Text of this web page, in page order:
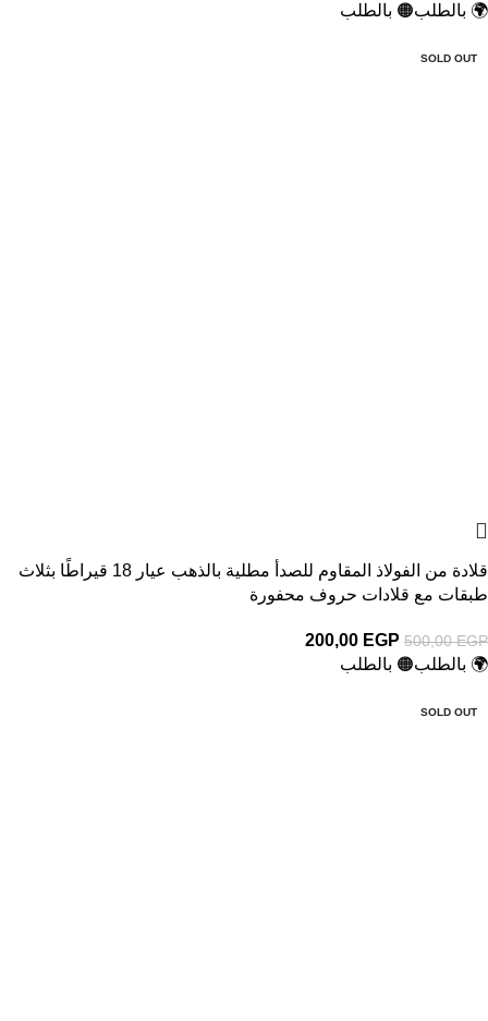
🌍 بالطلب🟠 بالطلب
SOLD OUT
قلادة من الفولاذ المقاوم للصدأ مطلية بالذهب عيار 18 قيراطًا بثلاث
طبقات مع قلادات حروف محفورة
500,00EGP
200,00 EGP
🌍 بالطلب🟠 بالطلب
SOLD OUT